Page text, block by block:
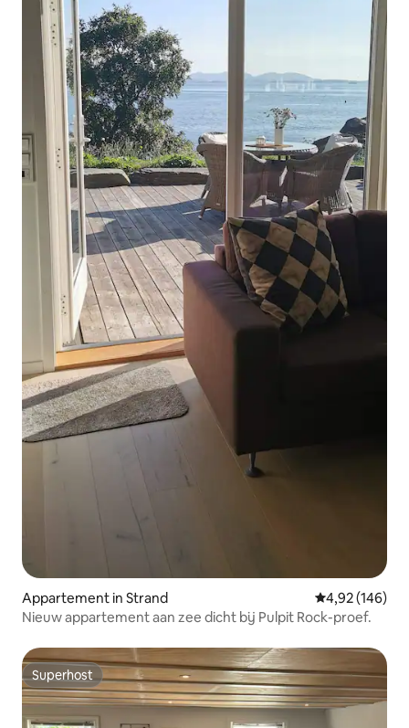
Appartement in Strand Gemiddelde
4,92 (146)
Nieuw appartement aan zee dicht bij Pulpit Rock-proef.
Superhost
Superhost